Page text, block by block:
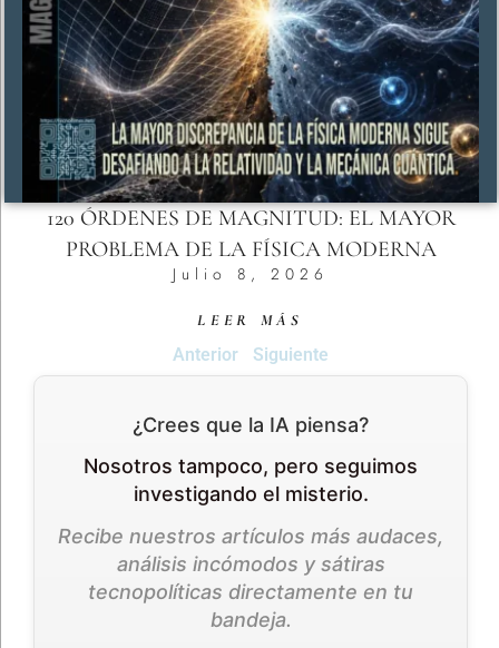
120 ÓRDENES DE MAGNITUD: EL MAYOR
PROBLEMA DE LA FÍSICA MODERNA
Julio 8, 2026
LEER MÁS
Anterior Siguiente
¿Crees que la IA piensa?
Nosotros tampoco, pero seguimos
investigando el misterio.
Recibe nuestros artículos más audaces,
análisis incómodos y sátiras
tecnopolíticas directamente en tu
bandeja.